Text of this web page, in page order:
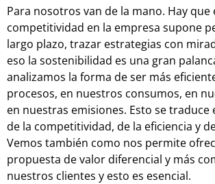
Para nosotros van de la mano. Hay
competitividad en la empresa supone
largo plazo, trazar estrategias con
eso la sostenibilidad es una gran
analizamos la forma de ser más
procesos, en nuestros consumos, en
en nuestras emisiones. Esto se traduce
de la competitividad, de la eficiencia y
Vemos también como nos permite
propuesta de valor diferencial y más
nuestros clientes y esto es esencial.